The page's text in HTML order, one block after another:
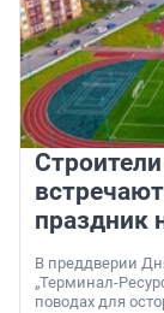
праздник
В преддверии
„Терминал-
поводах для